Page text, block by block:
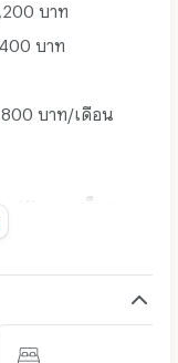
บาท
บาท
บาท/เดือน
ความเร็วสูง
ทรสอบถามที่